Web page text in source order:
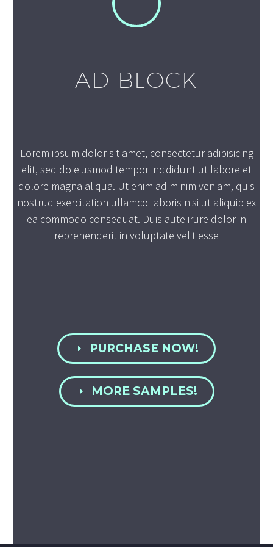
AD BLOCK
Lorem ipsum dolor sit amet, consectetur adipisicing
elit, sed do eiusmod tempor incididunt ut labore et
dolore magna aliqua. Ut enim ad minim veniam, quis
nostrud exercitation ullamco laboris nisi ut aliquip ex
ea commodo consequat. Duis aute irure dolor in
reprehenderit in voluptate velit esse
E PURCHASE NOW!
E MORE SAMPLES!